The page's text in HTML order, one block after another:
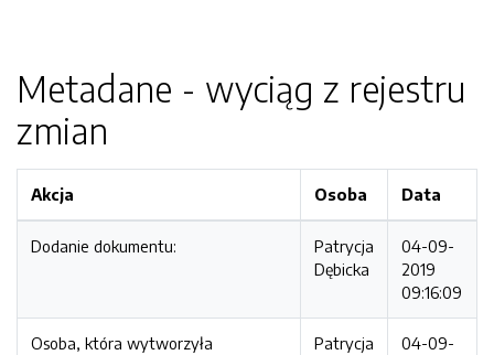
Metadane - wyciąg z rejestru
zmian
Akcja Osoba Data
Dodanie dokumentu:
Patrycja
Dębicka
04-09-
2019
09:16:09
Osoba, która wytworzyła
Patrycja
04-09-